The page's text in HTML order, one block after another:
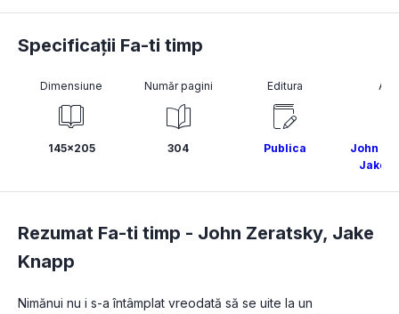
Specificații Fa-ti timp
Dimensiune
145x205
Număr pagini
304
Editura
Publica
John
Jake
Rezumat Fa-ti timp - John Zeratsky, Jake
Knapp
Nimănui nu i s-a întâmplat vreodată să se uite la un